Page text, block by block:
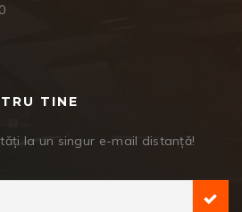
TINE
la un singur e-mail distanță!